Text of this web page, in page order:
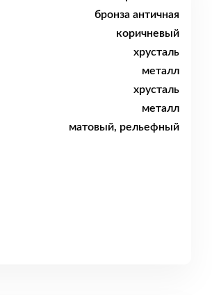
бронза античная
коричневый
хрусталь
металл
хрусталь
металл
матовый, рельефный